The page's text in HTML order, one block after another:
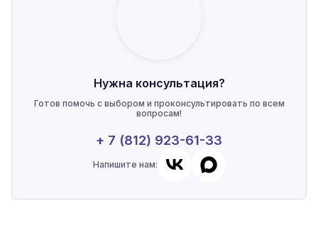
Нужна консультация?
Готов помочь с выбором и проконсультировать по всем
вопросам!
+ 7 (812) 923-61-33
Напишите нам: